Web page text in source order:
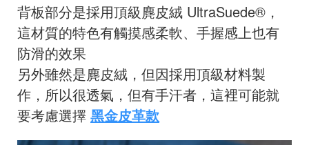
背板部分是採用頂級麂皮絨 UltraSuede®，
這材質的特色有觸摸感柔軟、手握感上也有
防滑的效果
另外雖然是麂皮絨，但因採用頂級材料製
作，所以很透氣，但有手汗者，這裡可能就
要考慮選擇 黑金皮革款